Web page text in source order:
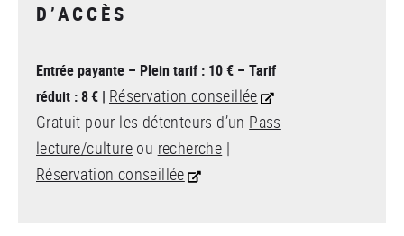
D’ACCÈS
Entrée payante – Plein tarif : 10 € – Tarif
réduit : 8 € | Réservation conseillée
Gratuit pour les détenteurs d’un Pass
lecture/culture ou recherche |
Réservation conseillée